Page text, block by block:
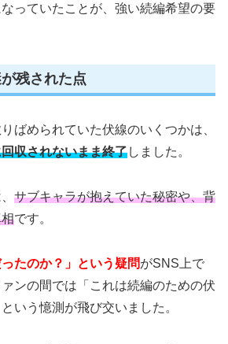
っていたことが、強い続編希望の要
残された点
ばめられていた伏線のいくつかは、
収されないまま終了しました。
サブキャラが抱えていた秘密や、背
です。
たのか？」という疑問がSNS上で
ンの間では「これは続編のための伏
いう憶測が飛び交いました。